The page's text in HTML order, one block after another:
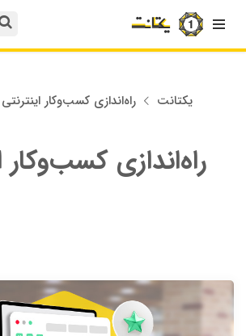
یکتانت  راه‌اندازی کسب‌وکار اینترنتی
راه‌اندازی کسب‌وکار